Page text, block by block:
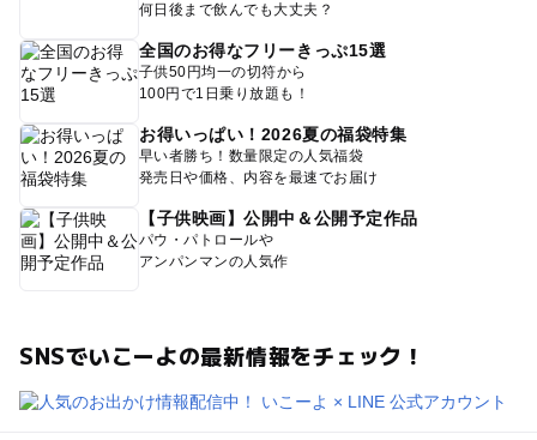
何日後まで飲んでも大丈夫？
全国のお得なフリーきっぷ15選
子供50円均一の切符から
100円で1日乗り放題も！
お得いっぱい！2026夏の福袋特集
早い者勝ち！数量限定の人気福袋
発売日や価格、内容を最速でお届け
【子供映画】公開中＆公開予定作品
パウ・パトロールや
アンパンマンの人気作
SNSでいこーよの最新情報をチェック！